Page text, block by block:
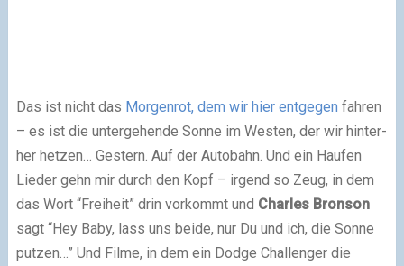
Das ist nicht das Morgenrot, dem wir hier ent­ge­gen fah­ren
– es ist die unter­ge­hende Sonne im Westen, der wir hin­ter­
her het­zen… Gestern. Auf der Autobahn. Und ein Haufen
Lieder gehn mir durch den Kopf – irgend so Zeug, in dem
das Wort “Freiheit” drin vor­kommt und Charles Bronson
sagt “Hey Baby, lass uns beide, nur Du und ich, die Sonne
put­zen…” Und Filme, in dem ein Dodge Challenger die